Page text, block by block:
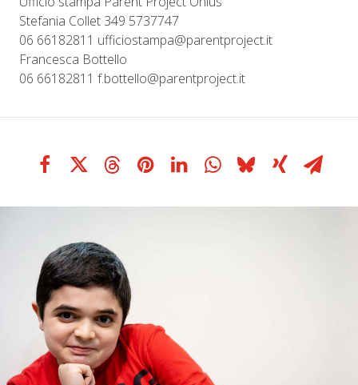
Stefania Collet 349 5737747
06 66182811 ufficiostampa@parentproject.it
Francesca Bottello
06 66182811 f.bottello@parentproject.it